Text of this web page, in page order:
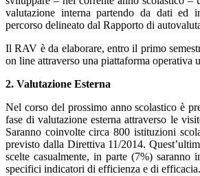
valutazione interna partendo da dati ed
percorso delineato dal Rapporto di
Il RAV è da elaborare, entro il primo
on line attraverso una piattaforma operativa
2. Valutazione Esterna
Nel corso del prossimo anno scolastico è
fase di valutazione esterna attraverso le
Saranno coinvolte circa 800 istituzioni
previsto dalla Direttiva 11/2014.
scelte casualmente, in parte (7%) saranno
specifici indicatori di efficienza e di efficacia.